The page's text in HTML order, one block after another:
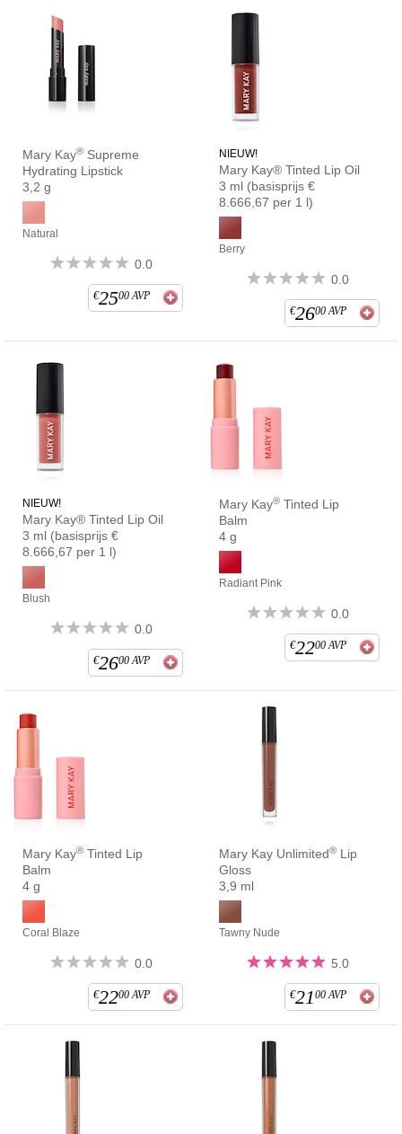
Mary Kay® Supreme
Hydrating Lipstick
3,2 g
Natural
0.0
€2500 AVP
NIEUW!
Mary Kay® Tinted Lip Oil
3 ml (basisprijs €
8.666,67 per 1 l)
Berry
0.0
€2600 AVP
NIEUW!
Mary Kay® Tinted Lip Oil
3 ml (basisprijs €
8.666,67 per 1 l)
Blush
0.0
€2600 AVP
Mary Kay® Tinted Lip
Balm
4 g
Radiant Pink
0.0
€2200 AVP
Mary Kay® Tinted Lip
Balm
4 g
Coral Blaze
0.0
€2200 AVP
Mary Kay Unlimited® Lip
Gloss
3,9 ml
Tawny Nude
5.0
€2100 AVP